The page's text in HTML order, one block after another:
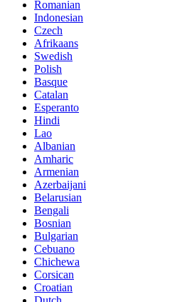
Romanian
Indonesian
Czech
Afrikaans
Swedish
Polish
Basque
Catalan
Esperanto
Hindi
Lao
Albanian
Amharic
Armenian
Azerbaijani
Belarusian
Bengali
Bosnian
Bulgarian
Cebuano
Chichewa
Corsican
Croatian